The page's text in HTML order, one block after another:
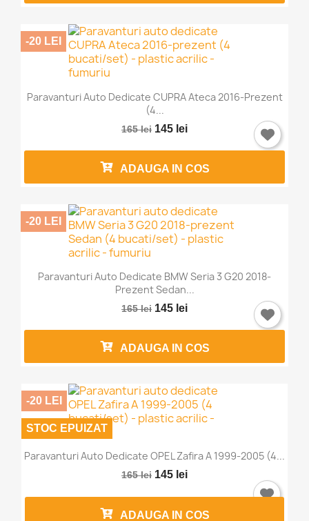
Paravanturi Auto Dedicate CUPRA Ateca 2016-Prezent
(4...
165 lei 145 lei
-20 LEI
ADAUGA IN COS
Paravanturi Auto Dedicate BMW Seria 3 G20 2018-
Prezent Sedan...
165 lei 145 lei
-20 LEI
ADAUGA IN COS
Paravanturi Auto Dedicate OPEL Zafira A 1999-2005 (4...
165 lei 145 lei
-20 LEI
STOC EPUIZAT
ADAUGA IN COS
Intra in cont ×
Trebuie sa fi logat in contul de client pentru a salva
produse in Lista de Favorite.